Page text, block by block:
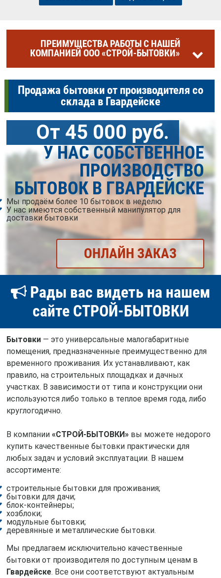
ПРЕИМУЩЕСТВА РАБОТЫ С НАШЕЙ
КОМПАНИЕЙ ООО «СТРОЙ-БЫТОВКИ»
Продажа бытовки от производителя со
склада в Гвардейске
От 45 000 руб.
У НАС СОБСТВЕННОЕ
ПРОИЗВОДСТВО
БЫТОВОК В ГВАРДЕЙСКЕ
Мы продаём более 10 бытовок в неделю
У нас имеются собственный манипулятор для
доставки бытовки
ОНЛАЙН ЗАКАЗ
Рады вас видеть на нашем
сайте СТРОЙ-БЫТОВКИ
Бытовки— это универсальные малогабаритные
помещения, предназначенные преимущественно для
временного проживания. Их устанавливают, как
правило, на строительных площадках и дачных
участках. В зависимости от типа и конструкции они
используются либо только в теплое время года, либо
круглогодично.
В компании «СТРОЙ-БЫТОВКИ»вы можете недорого
купить качественные бытовки практически для
любых задач и условий эксплуатации. В нашем
ассортименте:
строительные бытовки для проживания;
бытовки для дачи;
блок-контейнеры;
хозблоки;
модульные бытовки;
деревянные и металлические бытовки.
Мы предлагаем исключительно качественные
бытовки от производителя по доступным ценам в
Гвардейске. Все они соответствуют актуальным